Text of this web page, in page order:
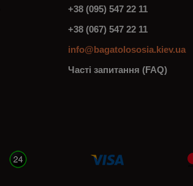
+38 (095) 547 22 11
+38 (067) 547 22 11
info@bagatolososia.kiev.ua
Часті запитання (FAQ)